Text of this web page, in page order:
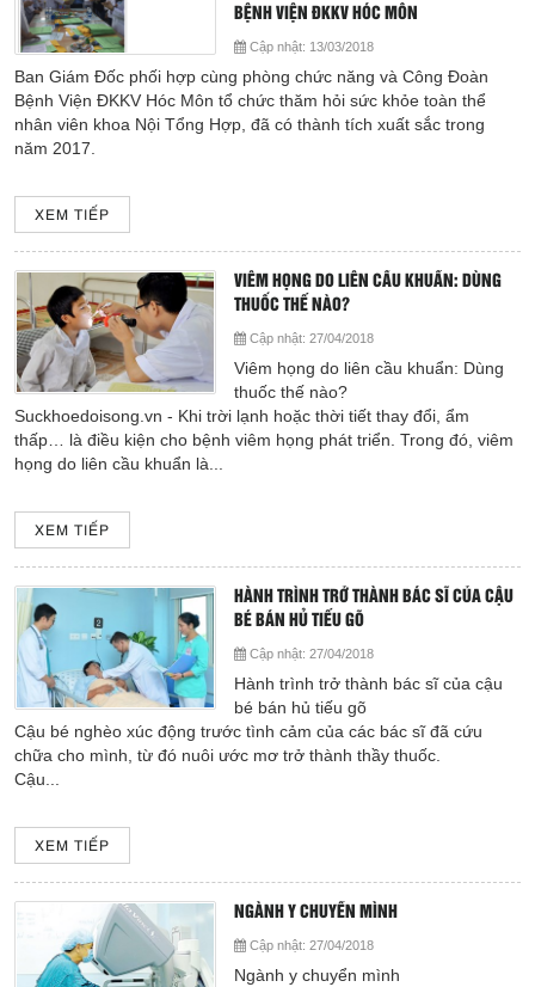
BỆNH VIỆN ĐKKV HÓC MÔN
Cập nhật: 13/03/2018
Ban Giám Đốc phối hợp cùng phòng chức năng và Công Đoàn
Bệnh Viện ĐKKV Hóc Môn tổ chức thăm hỏi sức khỏe toàn thể
nhân viên khoa Nội Tổng Hợp, đã có thành tích xuất sắc trong
năm 2017.
XEM TIẾP
VIÊM HỌNG DO LIÊN CẦU KHUẨN: DÙNG
THUỐC THẾ NÀO?
Cập nhật: 27/04/2018
Viêm họng do liên cầu khuẩn: Dùng
thuốc thế nào?
Suckhoedoisong.vn - Khi trời lạnh hoặc thời tiết thay đổi, ẩm
thấp… là điều kiện cho bệnh viêm họng phát triển. Trong đó, viêm
họng do liên cầu khuẩn là...
XEM TIẾP
HÀNH TRÌNH TRỞ THÀNH BÁC SĨ CỦA CẬU
BÉ BÁN HỦ TIẾU GÕ
Cập nhật: 27/04/2018
Hành trình trở thành bác sĩ của cậu
bé bán hủ tiếu gõ
Cậu bé nghèo xúc động trước tình cảm của các bác sĩ đã cứu
chữa cho mình, từ đó nuôi ước mơ trở thành thầy thuốc.
Cậu...
XEM TIẾP
NGÀNH Y CHUYỂN MÌNH
Cập nhật: 27/04/2018
Ngành y chuyển mình
Chuyên khoa
Thư viện
Giá dịch vụ
Đào tạo - Nghiên cứu KH
Lịch làm việc
Thư giãn
Chỉ số bệnh viện
Báo cáo CTQLCSNB
Liên hệ
Đóng
LIÊN HỆ
Cấp cứu (24/24)
support@bvdkhocmon.com